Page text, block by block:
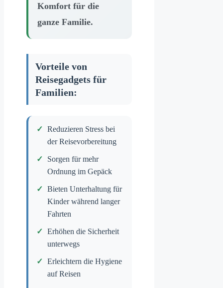
Komfort für die
ganze Familie.
Vorteile von
Reisegadgets für
Familien:
Reduzieren Stress bei
der Reisevorbereitung
Sorgen für mehr
Ordnung im Gepäck
Bieten Unterhaltung für
Kinder während langer
Fahrten
Erhöhen die Sicherheit
unterwegs
Erleichtern die Hygiene
auf Reisen